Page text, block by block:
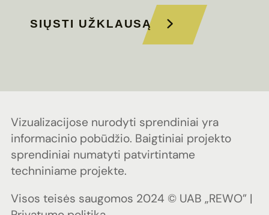
SIŲSTI UŽKLAUSĄ
Vizualizacijose nurodyti sprendiniai yra
informacinio pobūdžio. Baigtiniai projekto
sprendiniai numatyti patvirtintame
techniniame projekte.
Visos teisės saugomos 2024 © UAB „REWO” |